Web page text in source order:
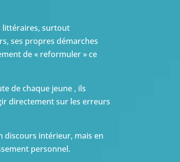
littéraires, surtout
ses propres démarches
de « reformuler » ce
de chaque jeune , ils
directement sur les erreurs
discours intérieur, mais en
personnel.